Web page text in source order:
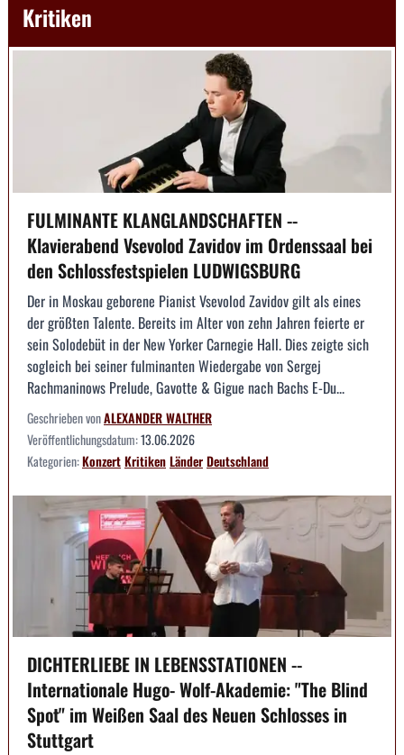
Kritiken
FULMINANTE KLANGLANDSCHAFTEN --
Klavierabend Vsevolod Zavidov im Ordenssaal bei
den Schlossfestspielen LUDWIGSBURG
Der in Moskau geborene Pianist Vsevolod Zavidov gilt als eines
der größten Talente. Bereits im Alter von zehn Jahren feierte er
sein Solodebüt in der New Yorker Carnegie Hall. Dies zeigte sich
sogleich bei seiner fulminanten Wiedergabe von Sergej
Rachmaninows Prelude, Gavotte & Gigue nach Bachs E-Du...
Geschrieben vonALEXANDER WALTHER
Veröffentlichungsdatum:13.06.2026
Kategorien:KonzertKritikenLänderDeutschland
DICHTERLIEBE IN LEBENSSTATIONEN --
Internationale Hugo- Wolf-Akademie: "The Blind
Spot" im Weißen Saal des Neuen Schlosses in
Stuttgart